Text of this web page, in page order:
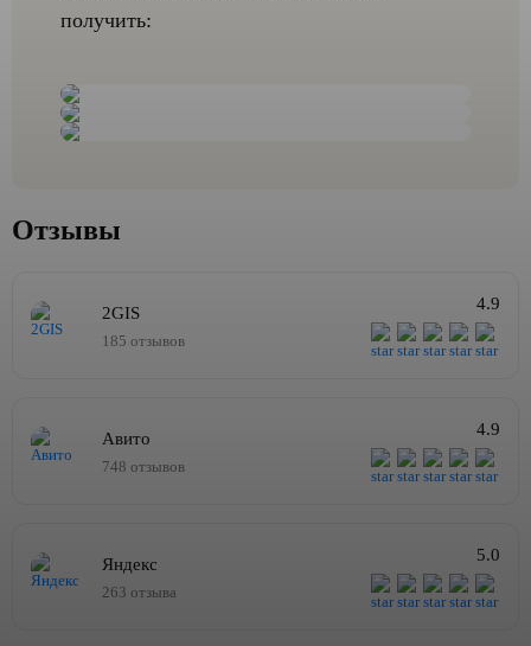
получить:
Отзывы
2GIS
185 отзывов
4.9
Авито
748 отзывов
4.9
Яндекс
263 отзыва
5.0